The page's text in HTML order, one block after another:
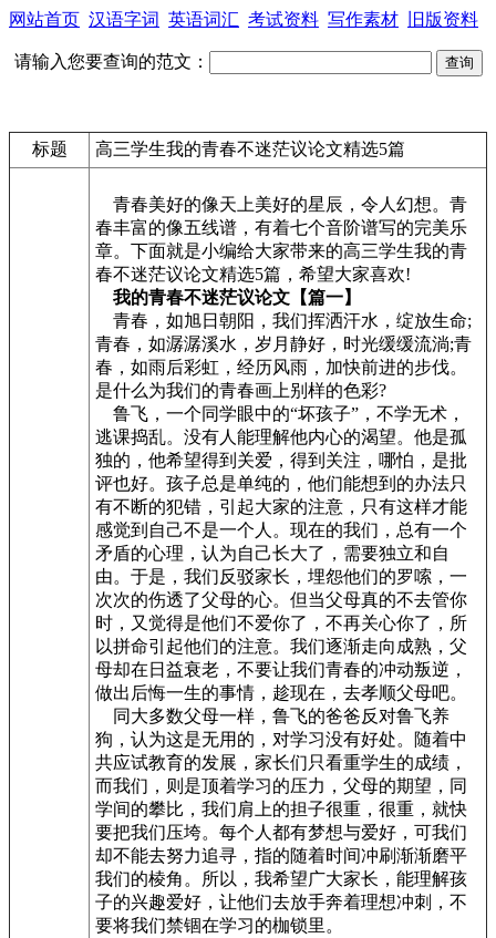
网站首页 汉语字词 英语词汇 考试资料 写作素材 旧版资料
请输入您要查询的范文：
标题 高三学生我的青春不迷茫议论文精选5篇
青春美好的像天上美好的星辰，令人幻想。青
春丰富的像五线谱，有着七个音阶谱写的完美乐
章。下面就是小编给大家带来的高三学生我的青
春不迷茫议论文精选5篇，希望大家喜欢!
我的青春不迷茫议论文【篇一】
青春，如旭日朝阳，我们挥洒汗水，绽放生命;
青春，如潺潺溪水，岁月静好，时光缓缓流淌;青
春，如雨后彩虹，经历风雨，加快前进的步伐。
是什么为我们的青春画上别样的色彩?
鲁飞，一个同学眼中的“坏孩子”，不学无术，
逃课捣乱。没有人能理解他内心的渴望。他是孤
独的，他希望得到关爱，得到关注，哪怕，是批
评也好。孩子总是单纯的，他们能想到的办法只
有不断的犯错，引起大家的注意，只有这样才能
感觉到自己不是一个人。现在的我们，总有一个
矛盾的心理，认为自己长大了，需要独立和自
由。于是，我们反驳家长，埋怨他们的罗嗦，一
次次的伤透了父母的心。但当父母真的不去管你
时，又觉得是他们不爱你了，不再关心你了，所
以拼命引起他们的注意。我们逐渐走向成熟，父
母却在日益衰老，不要让我们青春的冲动叛逆，
做出后悔一生的事情，趁现在，去孝顺父母吧。
同大多数父母一样，鲁飞的爸爸反对鲁飞养
狗，认为这是无用的，对学习没有好处。随着中
共应试教育的发展，家长们只看重学生的成绩，
而我们，则是顶着学习的压力，父母的期望，同
学间的攀比，我们肩上的担子很重，很重，就快
要把我们压垮。每个人都有梦想与爱好，可我们
却不能去努力追寻，指的随着时间冲刷渐渐磨平
我们的棱角。所以，我希望广大家长，能理解孩
子的兴趣爱好，让他们去放手奔着理想冲刺，不
要将我们禁锢在学习的枷锁里。